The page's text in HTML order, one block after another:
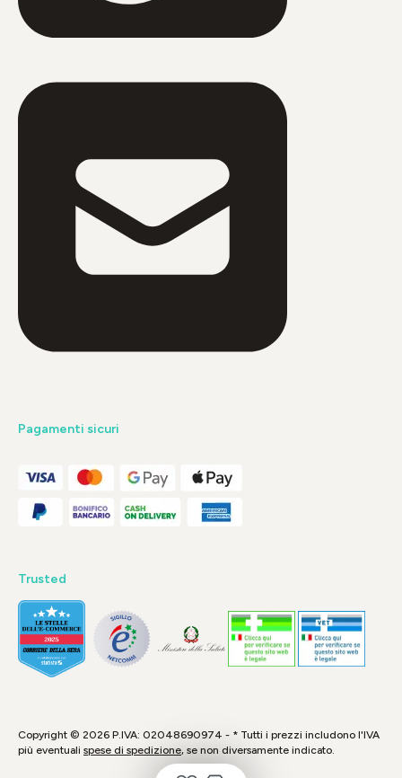
Pagamenti sicuri
Trusted
Copyright © 2026 P.IVA: 02048690974 - * Tutti i prezzi includono l'IVA
più eventuali spese di spedizione, se non diversamente indicato.